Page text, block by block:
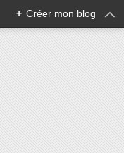
+ Créer mon blog